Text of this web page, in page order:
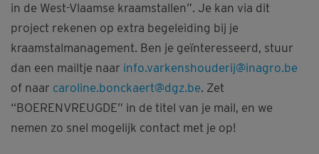
in de West-Vlaamse kraamstallen”. Je kan via dit
project rekenen op extra begeleiding bij je
kraamstalmanagement. Ben je geïnteresseerd, stuur
dan een mailtje naar info.varkenshouderij@inagro.be
of naar caroline.bonckaert@dgz.be. Zet
“BOERENVREUGDE” in de titel van je mail, en we
nemen zo snel mogelijk contact met je op!